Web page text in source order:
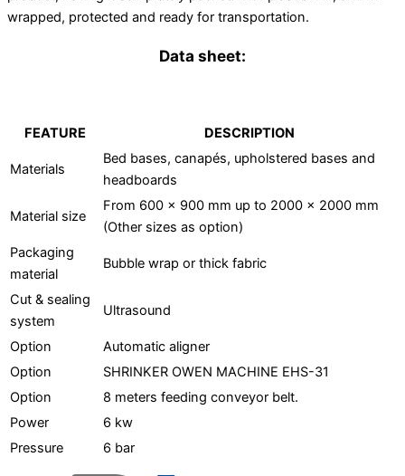
wrapped, protected and ready for transportation.
Data sheet:
FEATURE DESCRIPTION
Materials
Bed bases, canapés, upholstered bases and
headboards
Material size
From 600 x 900 mm up to 2000 x 2000 mm
(Other sizes as option)
Packaging
material
Bubble wrap or thick fabric
Cut & sealing
system
Ultrasound
Option
Automatic aligner
Option
SHRINKER OWEN MACHINE EHS-31
Option
8 meters feeding conveyor belt.
Power
6 kw
Pressure
6 bar